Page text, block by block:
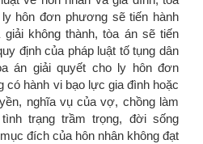
hôn đơn phương sẽ tiến hành
không thành, tòa án sẽ tiến
định của pháp luật tố tụng dân
án giải quyết cho ly hôn đơn
có hành vi bạo lực gia đình hoặc
nghĩa vụ của vợ, chồng làm
trạng trầm trọng, đời sống
đích của hôn nhân không đạt